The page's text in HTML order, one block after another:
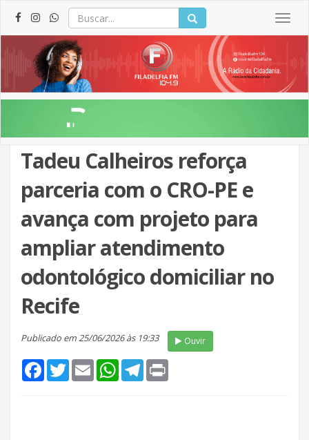
Tadeu Calheiros reforça
parceria com o CRO-PE e
avança com projeto para
ampliar atendimento
odontológico domiciliar no
Recife
Publicado em 25/06/2026 às 19:33 Ouvir
FacebookTwitterEmail WhatsApp
Telegram